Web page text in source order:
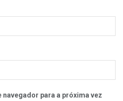
para a próxima vez